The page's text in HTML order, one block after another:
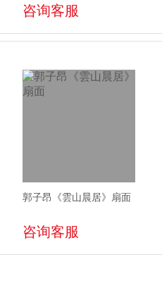
咨询客服
郭子昂《雲山晨居》扇面
咨询客服